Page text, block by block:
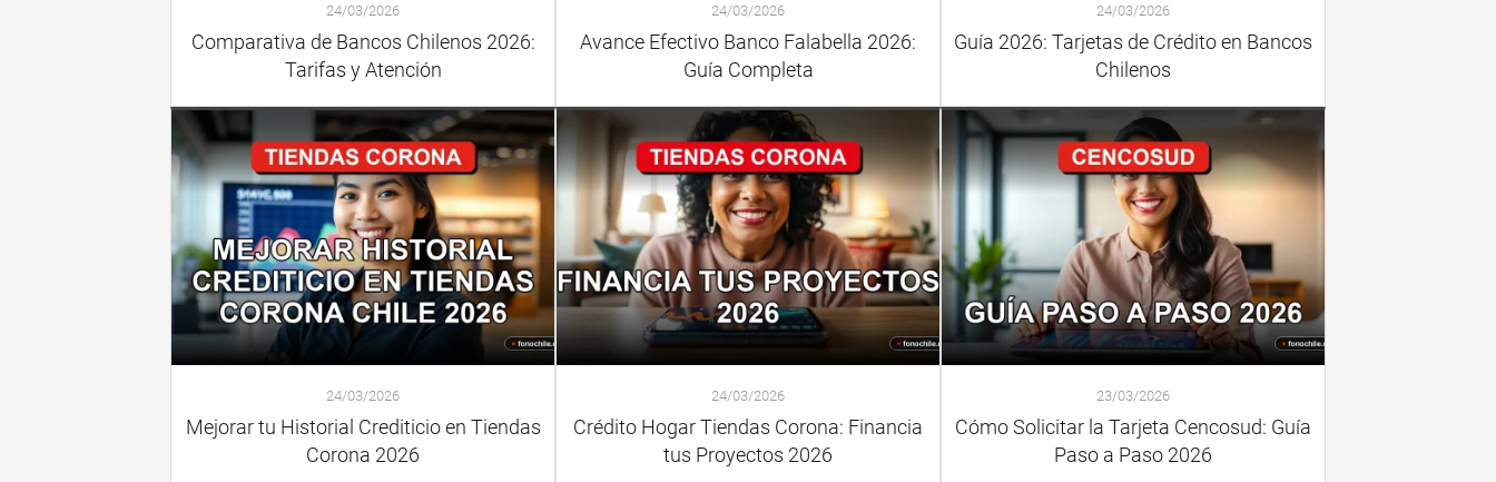
24/03/2026
Comparativa de Bancos Chilenos 2026:
Tarifas y Atención
24/03/2026
Avance Efectivo Banco Falabella 2026:
Guía Completa
24/03/2026
Guía 2026: Tarjetas de Crédito en Bancos
Chilenos
24/03/2026
Mejorar tu Historial Crediticio en Tiendas
Corona 2026
24/03/2026
Crédito Hogar Tiendas Corona: Financia
tus Proyectos 2026
23/03/2026
Cómo Solicitar la Tarjeta Cencosud: Guía
Paso a Paso 2026